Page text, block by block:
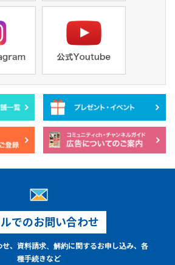
でのお問い合わせ
、資料請求、解約に関するお申し込み、各
種手続きなど